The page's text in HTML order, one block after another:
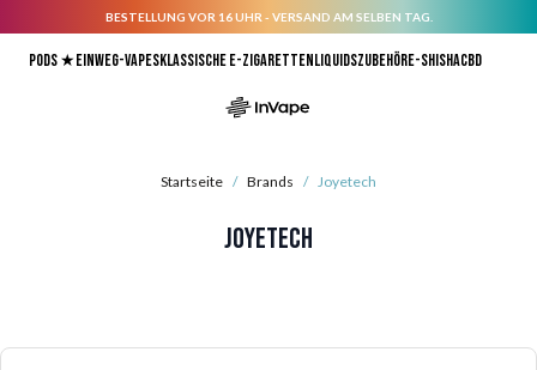
BESTELLUNG VOR 16 UHR - VERSAND AM SELBEN TAG.
Pods ★Einweg-VapesKlassische E-ZigarettenLiquidsZubehörE-ShishaCBD
Startseite / Brands / Joyetech
Joyetech